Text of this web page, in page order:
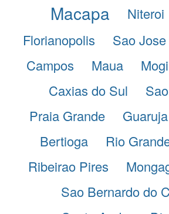
Macapa
Niteroi
Florianopolis
Sao
Campos
Maua
Caxias do Sul
Praia Grande
Guaruja
Bertioga
Rio
Ribeirao Pires
Sao Bernardo do